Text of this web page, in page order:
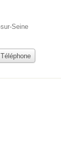
Seine
Téléphone